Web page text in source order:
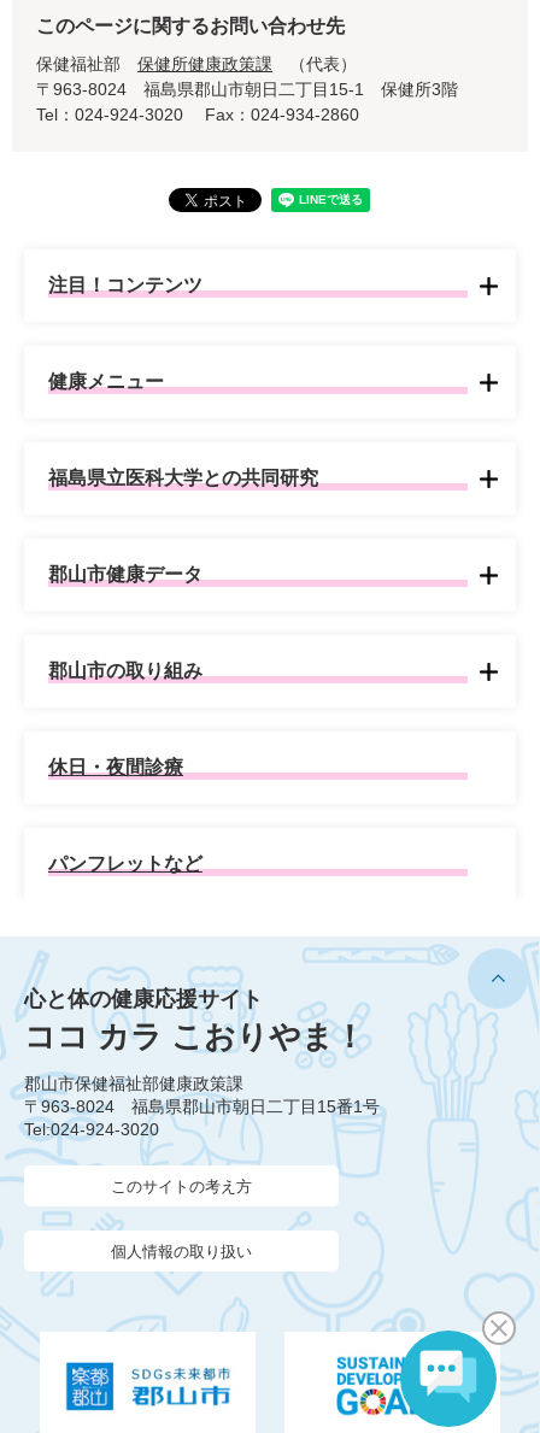
このページに関するお問い合わせ先
保健福祉部 保健所健康政策課
代表
〒963-8024
福島県郡山市朝日二丁目15-1 保健所3階
Tel：024-924-3020
Fax：024-934-2860
注目！コンテンツ
健康メニュー
福島県立医科大学との共同研究
郡山市健康データ
郡山市の取り組み
休日・夜間診療
パンフレットなど
心と体の健康応援サイト
ココ カラ こおりやま！
郡山市保健福祉部健康政策課
〒963-8024 福島県郡山市朝日二丁目15番1号
Tel:024-924-3020
このサイトの考え方
個人情報の取り扱い